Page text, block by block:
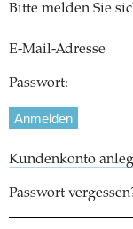
Bitte melden Sie
E-Mail-Adresse
Passwort:
Kundenkonto
Passwort